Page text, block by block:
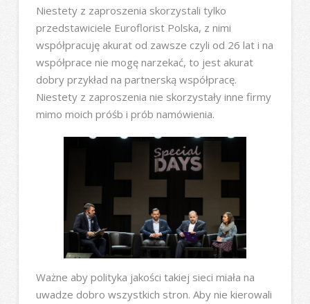
Niestety z zaproszenia skorzystali tylko
przedstawiciele Euroflorist Polska, z nimi
współpracuję akurat od zawsze czyli od 26 lat i na
współprace nie mogę narzekać, to jest akurat
dobry przykład na partnerską współpracę.
Niestety z zaproszenia nie skorzystały inne firmy
mimo moich próśb i prób namówienia.
Ważne aby polityka jakości takiej sieci miała na
uwadze dobro wszystkich stron. Aby nie kierowali